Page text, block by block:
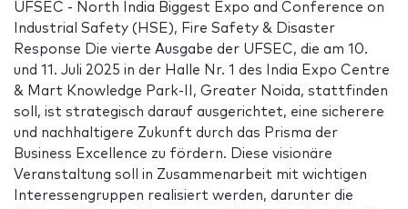
UFSEC - North India Biggest Expo and Conference on
Industrial Safety (HSE), Fire Safety & Disaster
Response Die vierte Ausgabe der UFSEC, die am 10.
und 11. Juli 2025 in der Halle Nr. 1 des India Expo Centre
& Mart Knowledge Park-II, Greater Noida, stattfinden
soll, ist strategisch darauf ausgerichtet, eine sicherere
und nachhaltigere Zukunft durch das Prisma der
Business Excellence zu fördern. Diese visionäre
Veranstaltung soll in Zusammenarbeit mit wichtigen
Interessengruppen realisiert werden, darunter die